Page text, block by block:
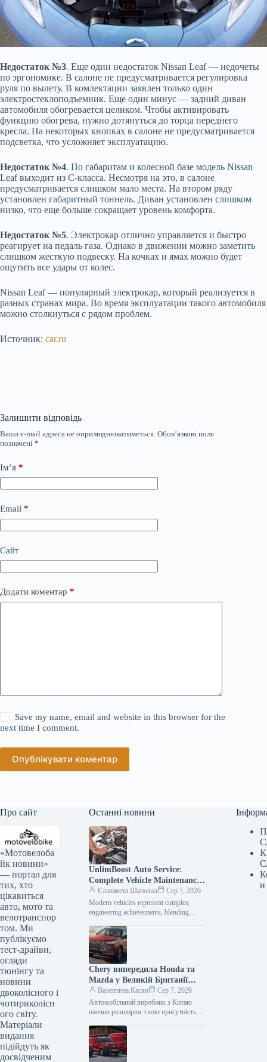
Недостаток №3. Еще один недостаток Nissan Leaf — недочеты
по эргономике. В салоне не предусматривается регулировка
руля по вылету. В комлектации заявлен только один
электростеклоподъемник. Еще один минус — задний диван
автомобиля обогревается целиком. Чтобы активировать
функцию обогрева, нужно дотянуться до торца переднего
кресла. На некоторых кнопках в салоне не предусматривается
подсветка, что усложняет эксплуатацию.
Недостаток №4. По габаритам и колесной базе модель Nissan
Leaf выходит из С-класса. Несмотря на это, в салоне
предусматривается слишком мало места. На втором ряду
установлен габаритный тоннель. Диван установлен слишком
низко, что еще больше сокращает уровень комфорта.
Недостаток №5. Электрокар отлично управляется и быстро
реагирует на педаль газа. Однако в движении можно заметить
слишком жесткую подвеску. На кочках и ямах можно будет
ощутить все удары от колес.
Nissan Leaf — популярный электрокар, который реализуется в
разных странах мира. Во время эксплуатации такого автомобиля
можно столкнуться с рядом проблем.
Источник: car.ru
Залишити відповідь
Ваша e-mail адреса не оприлюднюватиметься. Обов’язкові поля
позначені *
Ім’я *
Email *
Сайт
Додати коментар *
Save my name, email and website in this browser for the
next time I comment.
Опублікувати коментар
Про сайт
«Мотовелоба
йк новини»
— портал для
тих, хто
цікавиться
авто, мото та
велотранспор
том. Ми
публікуємо
тест-драйви,
огляди
тюнінгу та
новини
двоколісного і
чотириколісн
ого світу.
Матеріали
видання
підійдуть як
досвідченим
Останні новини
UnlimBoost Auto Service:
Complete Vehicle Maintenance
& ECU Tuning
Єлизавета Шаповал
Сер 7, 2026
Modern vehicles represent complex
engineering achievements, blending
with intricate electronic management
systems. When searching for specialized
car…
Chery випередила Honda та
Mazda у Великій Британії
лише за рік після своєї появи
на ринку.
Валентина Касян
Сер 7, 2026
Автомобільний виробник з Китаю
наочно розширює свою присутність на
відсоткову частку менш ніж за 12
місяців від…
и